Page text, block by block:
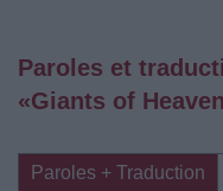
Paroles et
«Giants of
Paroles + Traduction